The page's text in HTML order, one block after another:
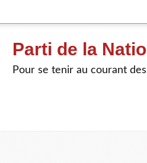
Parti de la
Pour se tenir au courant